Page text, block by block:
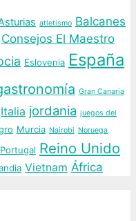
atletismo Balcanes
Consejos El Maestro
Eslovenia España
Gran Canaria
Italia jordania juegos del
Murcia Nairobi Noruega
Portugal Reino Unido
Vietnam África